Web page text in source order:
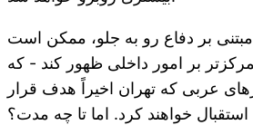
بر دفاع رو به جلو، ممکن است
بر امور داخلی ظهور کند - که
عربی که تهران اخیراً هدف قرار
خواهند کرد. اما تا چه مدت؟